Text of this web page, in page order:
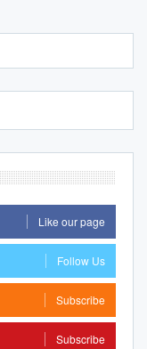
Like our page
Follow Us
Subscribe
Subscribe